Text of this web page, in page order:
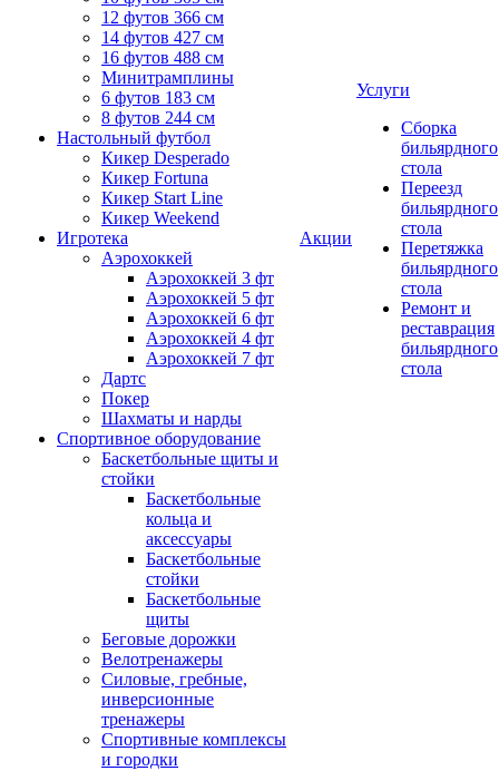
12 футов 366 см
14 футов 427 см
16 футов 488 см
Минитрамплины
6 футов 183 см
8 футов 244 см
Настольный футбол
Кикер Desperado
Кикер Fortuna
Кикер Start Line
Кикер Weekend
Игротека
Аэрохоккей
Аэрохоккей 3 фт
Аэрохоккей 5 фт
Аэрохоккей 6 фт
Аэрохоккей 4 фт
Аэрохоккей 7 фт
Дартс
Покер
Шахматы и нарды
Спортивное оборудование
Баскетбольные щиты и
стойки
Баскетбольные
кольца и
аксессуары
Баскетбольные
стойки
Баскетбольные
щиты
Беговые дорожки
Велотренажеры
Силовые, гребные,
инверсионные
тренажеры
Спортивные комплексы
и городки
Акции
Услуги
Сборка
бильярдного
стола
Переезд
бильярдного
стола
Перетяжка
бильярдного
стола
Ремонт и
реставрация
бильярдного
стола